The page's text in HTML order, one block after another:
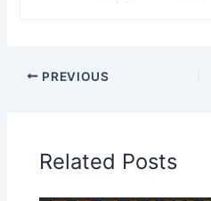
PREVIOUS
Related Posts